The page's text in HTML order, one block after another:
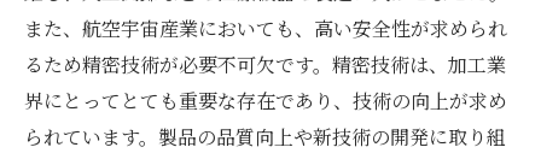
また、航空宇宙産業においても、高い安全性が求められ
るため精密技術が必要不可欠です。精密技術は、加工業
界にとってとても重要な存在であり、技術の向上が求め
られています。製品の品質向上や新技術の開発に取り組